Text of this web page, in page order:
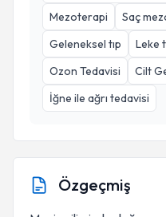
Mezoterapi
Saç
Geleneksel tıp
Leke
Ozon Tedavisi
Cilt
İğne ile ağrı tedavisi
Özgeçmiş